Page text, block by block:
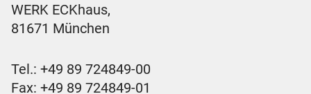
WERK ECKhaus,
81671 München
Tel.: +49 89 724849-00
Fax: +49 89 724849-01